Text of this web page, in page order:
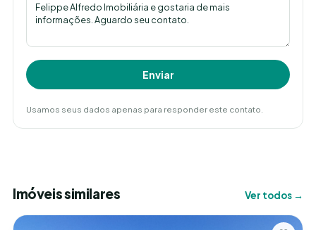
Enviar
Usamos seus dados apenas para responder este contato.
Imóveis similares Ver todos →